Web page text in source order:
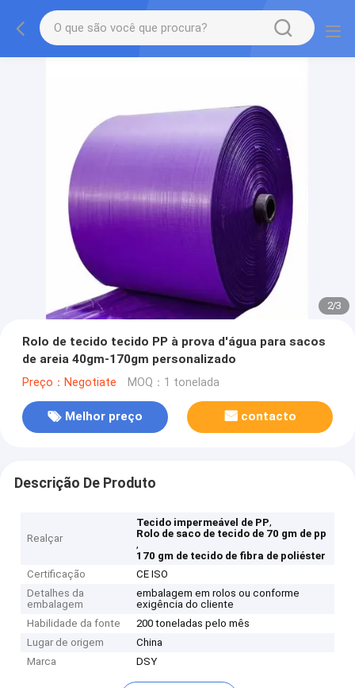
2/3
Rolo de tecido tecido PP à prova d'água para sacos
de areia 40gm-170gm personalizado
Preço：Negotiate MOQ：1 tonelada
Melhor preço contacto
Descrição De Produto
Realçar
Tecido impermeável de PP,
Rolo de saco de tecido de 70 gm de pp
,
170 gm de tecido de fibra de poliéster
Certificação
CE ISO
Detalhes da
embalagem
embalagem em rolos ou conforme
exigência do cliente
Habilidade da fonte
200 toneladas pelo mês
Lugar de origem
China
Marca
DSY